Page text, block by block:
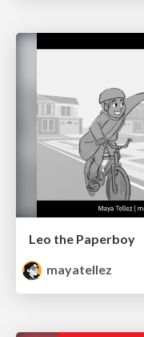
Leo the Paperboy
mayatellez